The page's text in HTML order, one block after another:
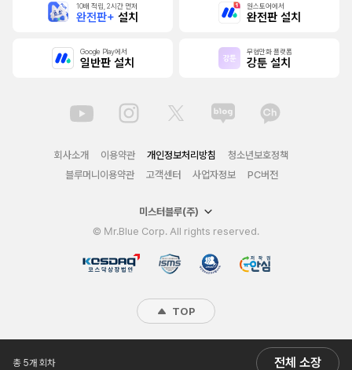
총 5개 회차 전체 소장
10배 적립, 2시간 먼저
완전판+ 설치
원스토어에서
완전판 설치
Google Play에서
일반판 설치
무협만화 플랫폼
강툰 설치
회사소개 이용약관 개인정보처리방침
청소년보호정책
블루머니이용약관
고객센터 사업자정보 PC버전
미스터블루(주)
© Mr.Blue Corp. All rights reserved.
TOP